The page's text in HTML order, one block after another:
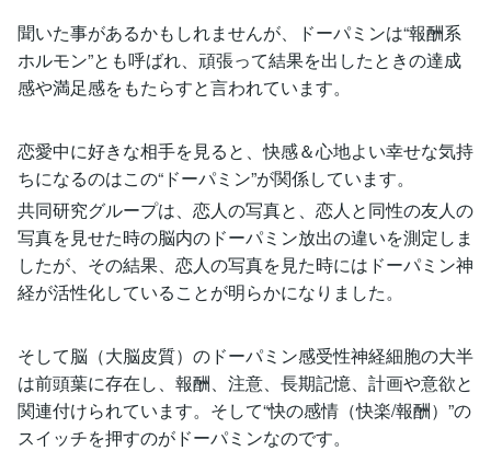
聞いた事があるかもしれませんが、ドーパミンは“報酬系
ホルモン”とも呼ばれ、頑張って結果を出したときの達成
感や満足感をもたらすと言われています。
恋愛中に好きな相手を見ると、快感＆心地よい幸せな気持
ちになるのはこの“ドーパミン”が関係しています。
共同研究グループは、恋人の写真と、恋人と同性の友人の
写真を見せた時の脳内のドーパミン放出の違いを測定しま
したが、その結果、恋人の写真を見た時にはドーパミン神
経が活性化していることが明らかになりました。
そして脳（大脳皮質）のドーパミン感受性神経細胞の大半
は前頭葉に存在し、報酬、注意、長期記憶、計画や意欲と
関連付けられています。そして“快の感情（快楽/報酬）”の
スイッチを押すのがドーパミンなのです。